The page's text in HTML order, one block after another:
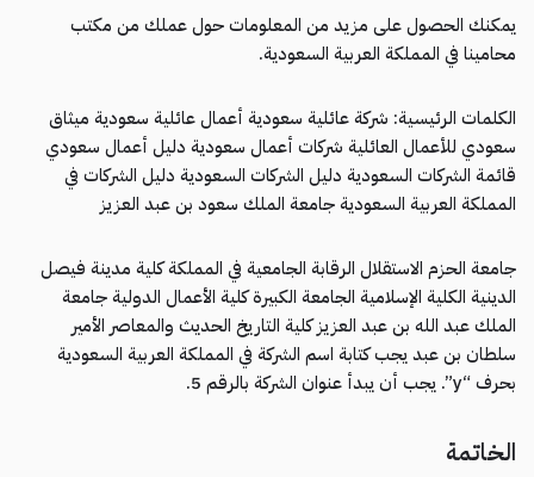
يمكنك الحصول على مزيد من المعلومات حول عملك من مكتب
محامينا في المملكة العربية السعودية.
الكلمات الرئيسية: شركة عائلية سعودية أعمال عائلية سعودية ميثاق
سعودي للأعمال العائلية شركات أعمال سعودية دليل أعمال سعودي
قائمة الشركات السعودية دليل الشركات السعودية دليل الشركات في
المملكة العربية السعودية جامعة الملك سعود بن عبد العزيز
جامعة الحزم الاستقلال الرقابة الجامعية في المملكة كلية مدينة فيصل
الدينية الكلية الإسلامية الجامعة الكبيرة كلية الأعمال الدولية جامعة
الملك عبد الله بن عبد العزيز كلية التاريخ الحديث والمعاصر الأمير
سلطان بن عبد يجب كتابة اسم الشركة في المملكة العربية السعودية
بحرف “y”. يجب أن يبدأ عنوان الشركة بالرقم 5.
الخاتمة